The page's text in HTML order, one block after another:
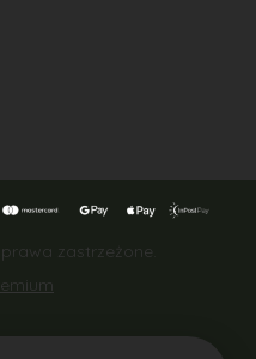
zastrzeżone.